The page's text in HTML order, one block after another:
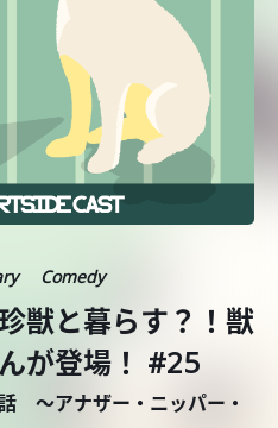
Comedy
獣と暮らす？！獣
が登場！ #25
～アナザー・ニッパー・